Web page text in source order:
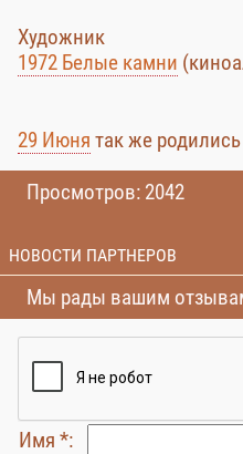
Художник
1972 Белые камни
29 Июня так же родились
Просмотров: 2042
НОВОСТИ ПАРТНЕРОВ
Мы рады вашим
Имя *: